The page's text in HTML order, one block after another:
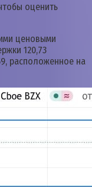
оценить
ценовыми
120,73
расположенное на